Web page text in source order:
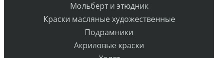
Мольберт и этюдник
Краски масляные художественные
Подрамники
Акриловые краски